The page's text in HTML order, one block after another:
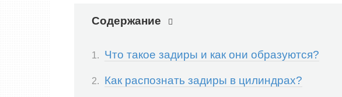
Содержание
Что такое задиры и как они образуются?
Как распознать задиры в цилиндрах?